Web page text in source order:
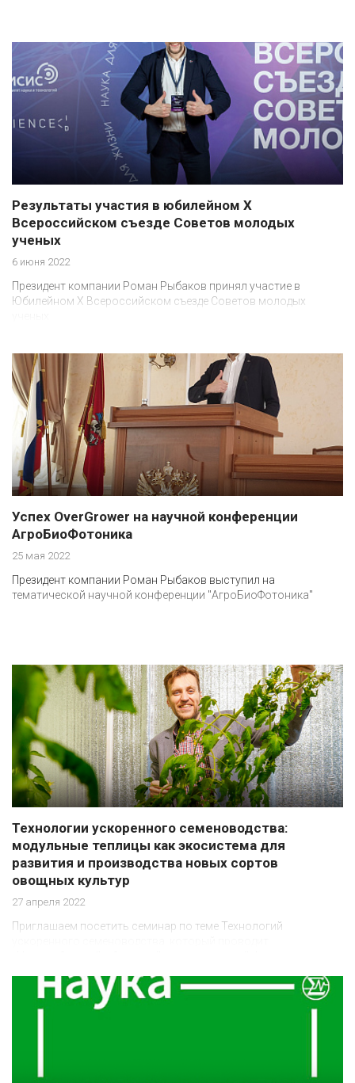
Результаты участия в юбилейном Х
Всероссийском съезде Советов молодых
ученых
6 июня 2022
Президент компании Роман Рыбаков принял участие в
Юбилейном X Всероссийском съезде Советов молодых
Успех OverGrower на научной конференции
АгроБиоФотоника
25 мая 2022
Президент компании Роман Рыбаков выступил на
тематической научной конференции "АгроБиоФотоника"
Технологии ускоренного семеноводства:
модульные теплицы как экосистема для
развития и производства новых сортов
овощных культур
27 апреля 2022
Приглашаем посетить семинар по теме Технологий